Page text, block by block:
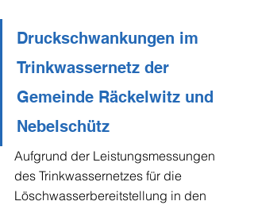
Druckschwankungen im
Trinkwassernetz der
Gemeinde Räckelwitz und
Nebelschütz
Aufgrund der Leistungsmessungen
des Trinkwassernetzes für die
Löschwasserbereitstellung in den